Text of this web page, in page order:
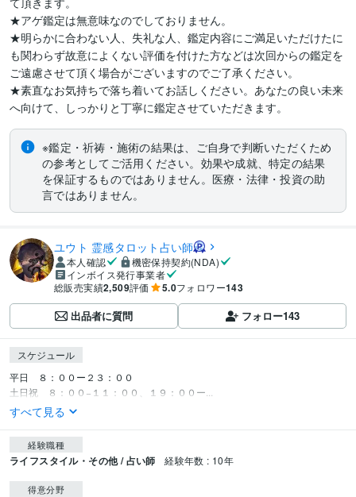
★アゲ鑑定は無意味なのでしておりません。
★明らかに合わない人、失礼な人、鑑定内容にご満足いただけたに
も関わらず故意によくない評価を付けた方などは次回からの鑑定を
ご遠慮させて頂く場合がございますのでご了承ください。
★素直なお気持ちで落ち着いてお話しください。あなたの良い未来
へ向けて、しっかりと丁寧に鑑定させていただきます。
※鑑定・祈祷・施術の結果は、ご自身で判断いただくため
の参考としてご活用ください。効果や成就、特定の結果
を保証するものではありません。医療・法律・投資の助
言ではありません。
ユウト 霊感タロット占い師
本人確認
機密保持契約(NDA)
インボイス発行事業者
総販売実績2,509評価 5.0フォロワー143
出品者に質問 フォロー143
スケジュール
平日　８：００ー２３：００
土日祝　８：００−１１：００、１９：００ー...
すべて見る
経験職種
ライフスタイル・その他 / 占い師 経験年数 : 10年
得意分野